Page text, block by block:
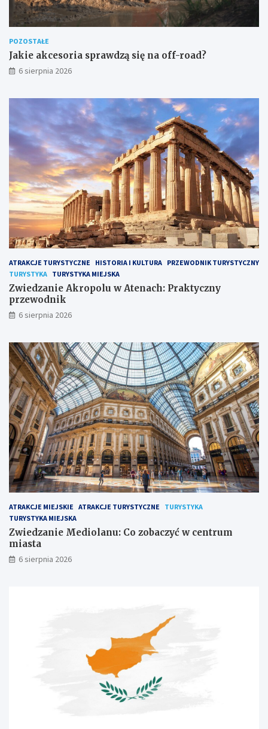
POZOSTAŁE
Jakie akcesoria sprawdzą się na off-road?
6 sierpnia 2026
ATRAKCJE TURYSTYCZNE HISTORIA I KULTURA PRZEWODNIK TURYSTYCZNY
TURYSTYKA TURYSTYKA MIEJSKA
Zwiedzanie Akropolu w Atenach: Praktyczny
przewodnik
6 sierpnia 2026
ATRAKCJE MIEJSKIE ATRAKCJE TURYSTYCZNE
TURYSTYKA
TURYSTYKA MIEJSKA
Zwiedzanie Mediolanu: Co zobaczyć w centrum
miasta
6 sierpnia 2026